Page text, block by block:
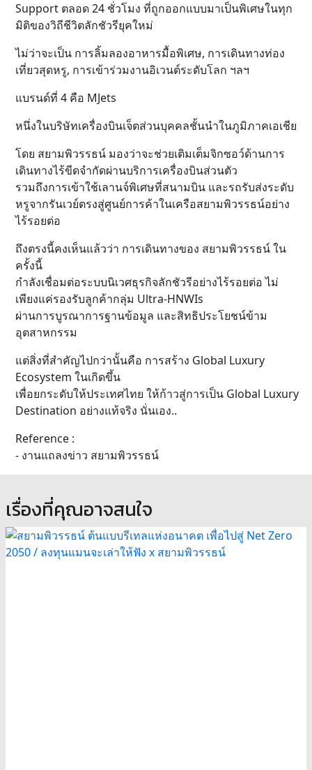
Support ตลอด 24 ชั่วโมง ที่ถูกออกแบบมาเป็นพิเศษในทุก
มิติของวิถีชีวิตลักชัวรียุคใหม่
ไม่ว่าจะเป็น การลิ้มลองอาหารมื้อพิเศษ, การเดินทางท่อง
เที่ยวสุดหรู, การเข้าร่วมงานอิเวนต์ระดับโลก ฯลฯ
แบรนด์ที่ 4 คือ MJets
หนึ่งในบริษัทเครื่องบินเจ็ตส่วนบุคคลชั้นนำในภูมิภาคเอเชีย
โดย สยามพิวรรธน์ มองว่าจะช่วยเติมเต็มจิกซอว์ด้านการ
เดินทางไร้ขีดจำกัดผ่านบริการเครื่องบินส่วนตัว
รวมถึงการเข้าใช้เลานจ์พิเศษที่สนามบิน และรถรับส่งระดับ
หรูจากรันเวย์ตรงสู่ศูนย์การค้าในเครือสยามพิวรรธน์อย่าง
ไร้รอยต่อ
ถึงตรงนี้คงเห็นแล้วว่า การเดินทางของ สยามพิวรรธน์ ใน
ครั้งนี้
กำลังเชื่อมต่อระบบนิเวศธุรกิจลักชัวรีอย่างไร้รอยต่อ ไม่
เพียงแค่รองรับลูกค้ากลุ่ม Ultra-HNWIs
ผ่านการบูรณาการฐานข้อมูล และสิทธิประโยชน์ข้าม
อุตสาหกรรม
แต่สิ่งที่สำคัญไปกว่านั้นคือ การสร้าง Global Luxury
Ecosystem ในเกิดขึ้น
เพื่อยกระดับให้ประเทศไทย ให้ก้าวสู่การเป็น Global Luxury
Destination อย่างแท้จริง นั่นเอง..
Reference :
- งานแถลงข่าว สยามพิวรรธน์
เรื่องที่คุณอาจสนใจ